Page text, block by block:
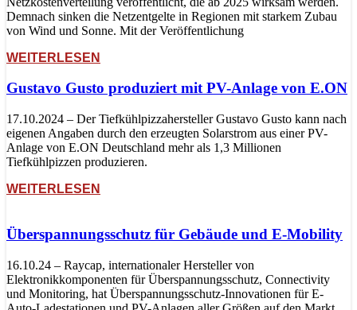
Demnach sinken die Netzentgelte in Regionen mit starkem Zubau
von Wind und Sonne. Mit der Veröffentlichung
WEITERLESEN
Gustavo Gusto produziert mit PV-Anlage von E.ON
17.10.2024 – Der Tiefkühlpizzahersteller Gustavo Gusto kann nach
eigenen Angaben durch den erzeugten Solarstrom aus einer PV-
Anlage von E.ON Deutschland mehr als 1,3 Millionen
Tiefkühlpizzen produzieren.
WEITERLESEN
Überspannungsschutz für Gebäude und E-Mobility
16.10.24 – Raycap, internationaler Hersteller von
Elektronikkomponenten für Überspannungsschutz, Connectivity
und Monitoring, hat Überspannungsschutz-Innovationen für E-